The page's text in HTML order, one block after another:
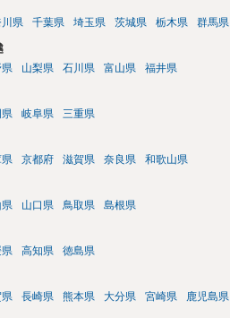
県 千葉県 埼玉県 茨城県 栃木県 群馬県
山梨県 石川県 富山県 福井県
岐阜県 三重県
京都府 滋賀県 奈良県 和歌山県
山口県 鳥取県 島根県
高知県 徳島県
長崎県 熊本県 大分県 宮崎県 鹿児島県